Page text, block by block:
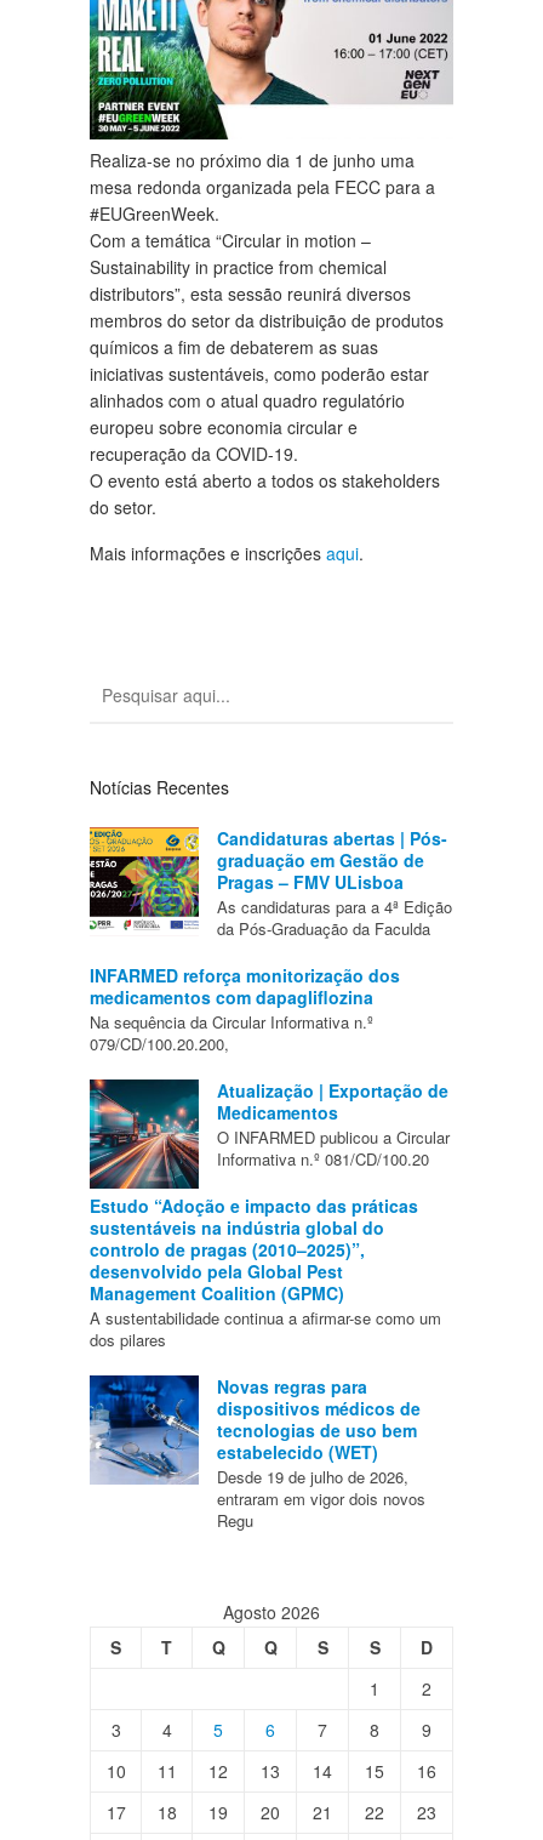
Realiza-se no próximo dia 1 de junho uma
mesa redonda organizada pela FECC para a
#EUGreenWeek.
Com a temática “Circular in motion –
Sustainability in practice from chemical
distributors”, esta sessão reunirá diversos
membros do setor da distribuição de produtos
químicos a fim de debaterem as suas
iniciativas sustentáveis, como poderão estar
alinhados com o atual quadro regulatório
europeu sobre economia circular e
recuperação da COVID-19.
O evento está aberto a todos os stakeholders
do setor.
Mais informações e inscrições aqui.
Notícias Recentes
Candidaturas abertas | Pós-
graduação em Gestão de
Pragas – FMV ULisboa
As candidaturas para a 4ª Edição
da Pós-Graduação da Faculda
INFARMED reforça monitorização dos
medicamentos com dapagliflozina
Na sequência da Circular Informativa n.º
079/CD/100.20.200,
Atualização | Exportação de
Medicamentos
O INFARMED publicou a Circular
Informativa n.º 081/CD/100.20
Estudo “Adoção e impacto das práticas
sustentáveis na indústria global do
controlo de pragas (2010–2025)”,
desenvolvido pela Global Pest
Management Coalition (GPMC)
A sustentabilidade continua a afirmar-se como um
dos pilares
Novas regras para
dispositivos médicos de
tecnologias de uso bem
estabelecido (WET)
Desde 19 de julho de 2026,
entraram em vigor dois novos
Regu
Agosto 2026
S
T Q Q S S
D
1
2
3
4 5 6 7 8
9
10
11 12 13 14 15
16
17
18 19 20 21 22
23